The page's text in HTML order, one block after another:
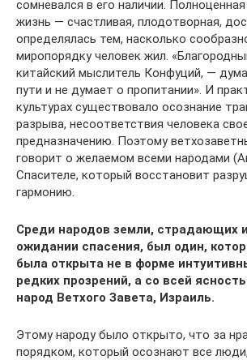
сомневался в его наличии.
жизнь — счастливая, плодотворная,
определялась тем, насколько
миропорядку человек жил.
китайский мыслитель Конфуций, —
пути и не думает о пропитании». И
культурах существовало осознание
разрыва, несоответствия человека
предназначению. Поэтому
говорит о желаемом всеми народами
Спасителе, который восстановит
гармонию.
Среди народов земли, страдающих
ожидании спасения, был один,
была открыта не в форме
редких прозрений, а со всей
народ Ветхого Завета, Израиль.
Этому народу было открыто, что за
порядком, который осознают все